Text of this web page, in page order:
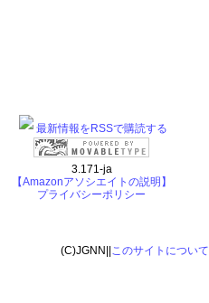
最新情報をRSSで購読する
3.171-ja
【Amazonアソシエイトの説明】
プライバシーポリシー
(C)JGNN|| このサイトについて